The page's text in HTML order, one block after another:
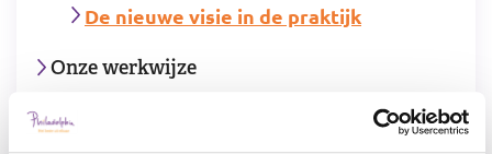
De nieuwe visie in de praktijk
Onze werkwijze
Onze duurzaamheid